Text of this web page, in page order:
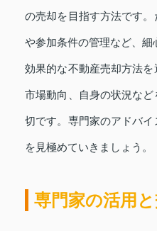
の売却を目指す方法です
や参加条件の管理など、細
効果的な不動産売却方法
市場動向、自身の状況な
切です。専門家のアドバ
を見極めていきましょう。
専門家の活用